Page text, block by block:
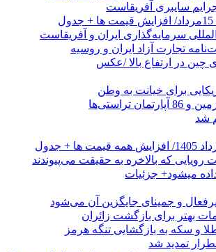
سرمایه‌گذاری ایران و آفریقاست
تجارت آزاد ایران و روسیه
چین در ارتفاع بالا /عکس
برای خیانت به وطن
میشود+ جزئیات
و جمینای جایگزین آن می‌شود
بهتر برای بازگشت زائران
و سکه به بازگشایی تنگه هرمز
تمدید شد